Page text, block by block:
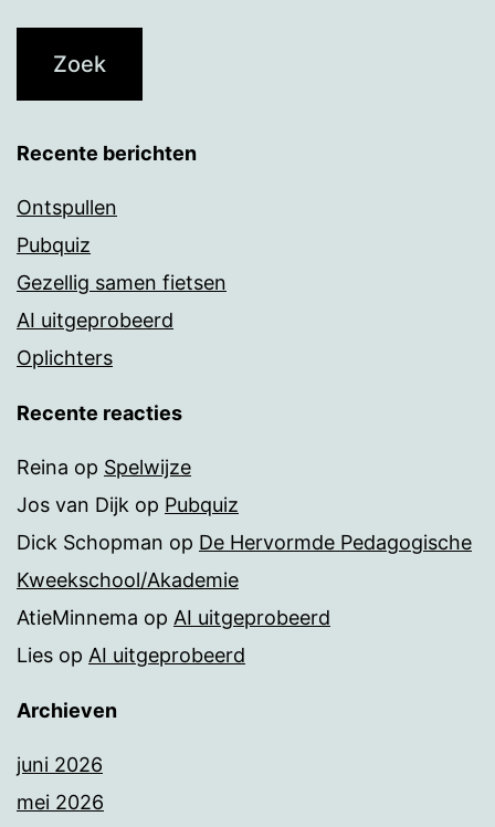
Recente berichten
Ontspullen
Pubquiz
Gezellig samen fietsen
AI uitgeprobeerd
Oplichters
Recente reacties
Reina op Spelwijze
Jos van Dijk op Pubquiz
Dick Schopman op De Hervormde Pedagogische
Kweekschool/Akademie
AtieMinnema op AI uitgeprobeerd
Lies op AI uitgeprobeerd
Archieven
juni 2026
mei 2026